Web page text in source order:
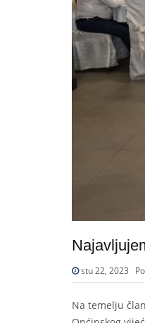
stu 22, 2023
Na temelju